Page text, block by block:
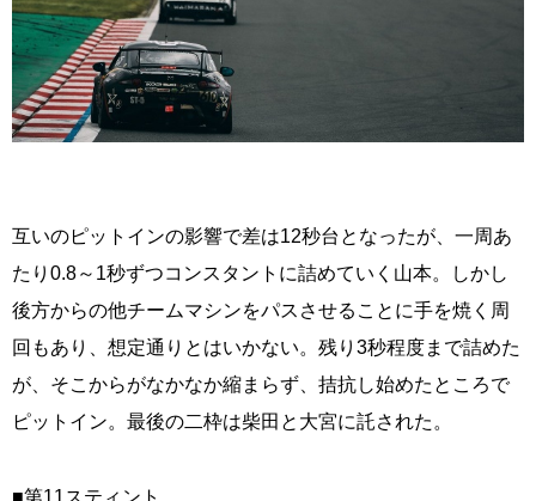
互いのピットインの影響で差は12秒台となったが、一周あ
たり0.8～1秒ずつコンスタントに詰めていく山本。しかし
後方からの他チームマシンをパスさせることに手を焼く周
回もあり、想定通りとはいかない。残り3秒程度まで詰めた
が、そこからがなかなか縮まらず、拮抗し始めたところで
ピットイン。最後の二枠は柴田と大宮に託された。
■第11スティント